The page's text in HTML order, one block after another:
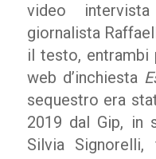
video
giornalista
il testo, entrambi
web d’inchiesta
sequestro era
2019 dal Gip, in
Silvia